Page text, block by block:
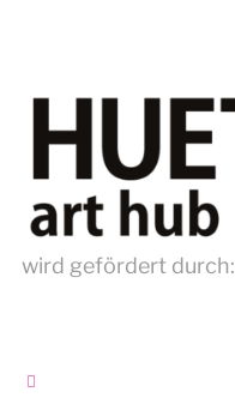
wird gefördert durch: